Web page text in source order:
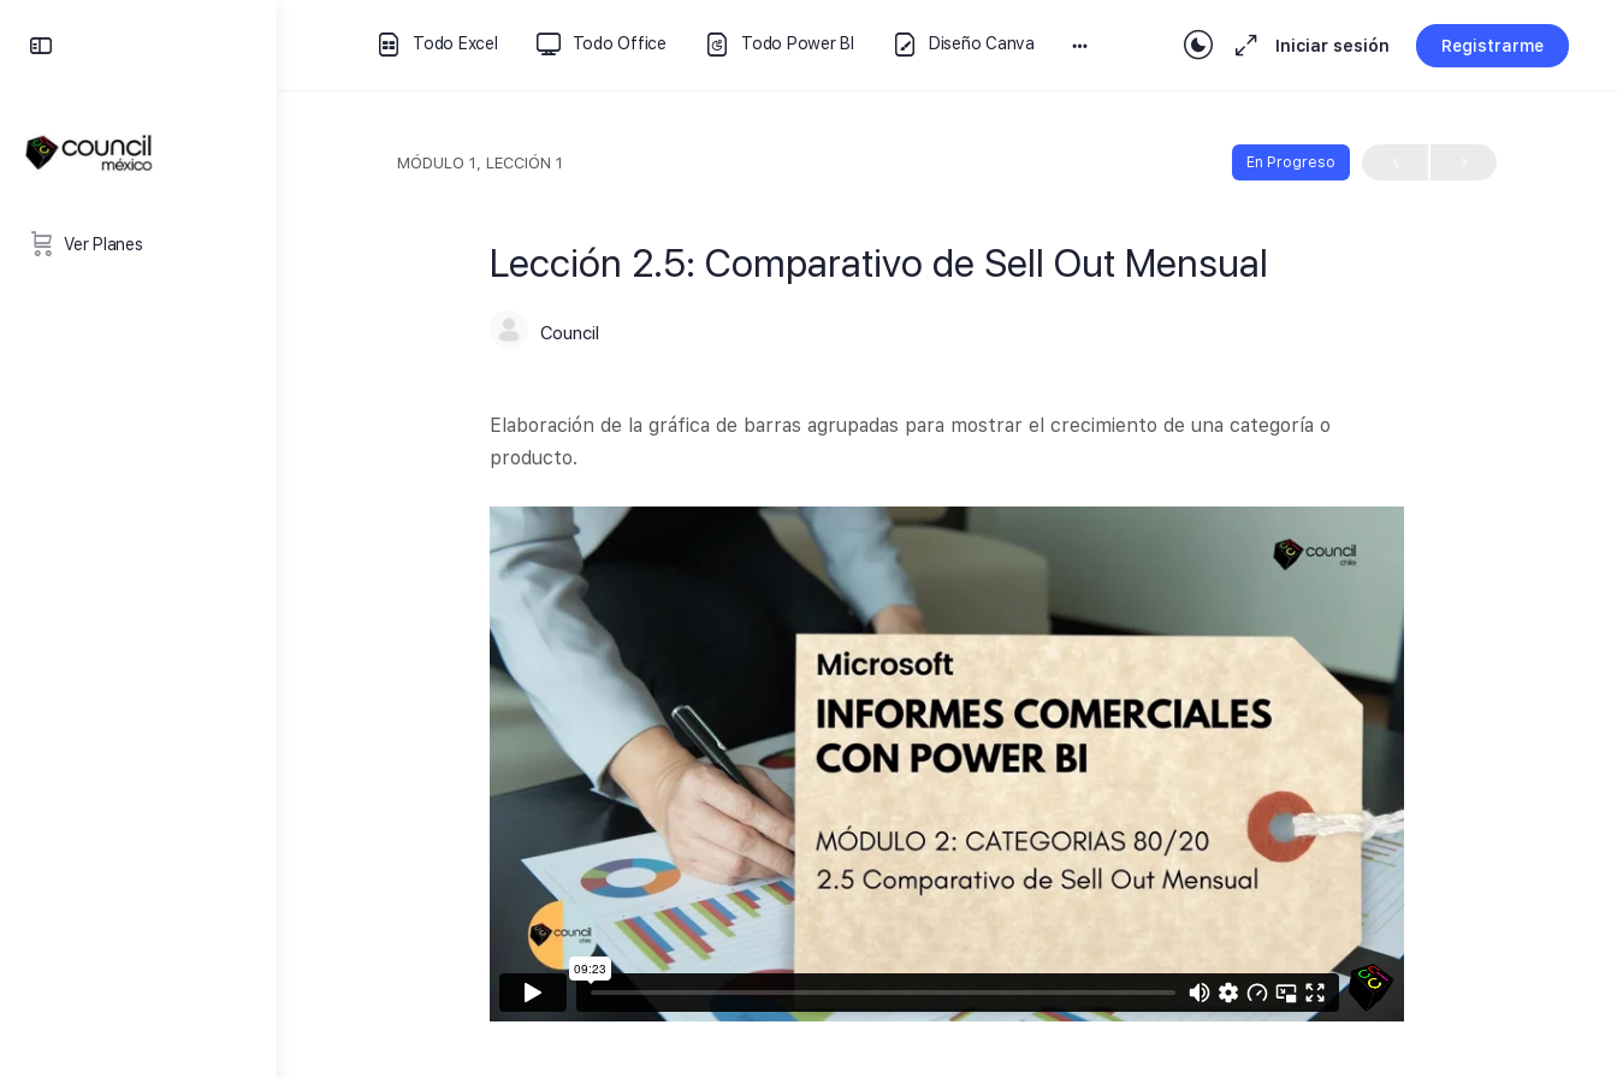
Ver Planes
Todo Excel Todo Office Todo Power BI Diseño Canva Iniciar sesión Registrarme
MÓDULO 1, LECCIÓN 1 En Progreso
Lección 2.5: Comparativo de Sell Out Mensual
Council
Elaboración de la gráfica de barras agrupadas para mostrar el crecimiento de una categoría o
producto.